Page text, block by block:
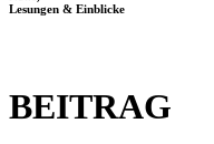
Lesungen & Einblicke
BEITRAG